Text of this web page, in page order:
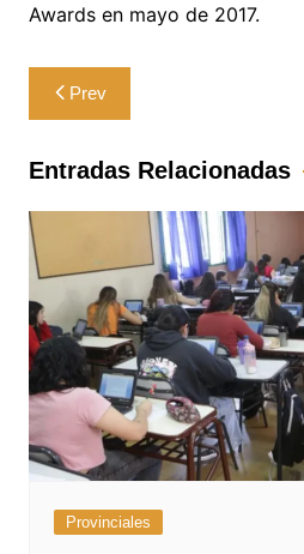
Awards en mayo de 2017.
Navegación
de
entradas
Prev
Entradas Relacionadas
Provinciales